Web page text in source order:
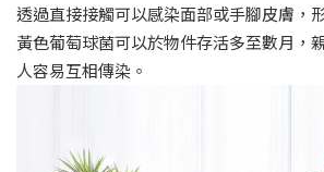
透過直接接觸可以感染面部或手腳皮膚，
黃色葡萄球菌可以於物件存活多至數月，
人容易互相傳染。